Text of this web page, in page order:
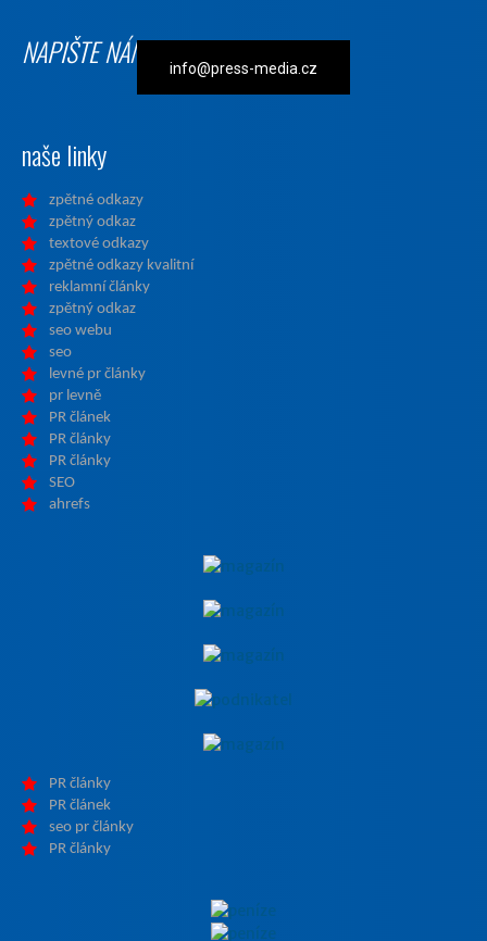
NAPIŠTE NÁM info@press-media.cz
naše linky
zpětné odkazy
zpětný odkaz
textové odkazy
zpětné odkazy kvalitní
reklamní články
zpětný odkaz
seo webu
seo
levné pr články
pr levně
PR článek
PR články
PR články
SEO
ahrefs
PR články
PR článek
seo pr články
PR články